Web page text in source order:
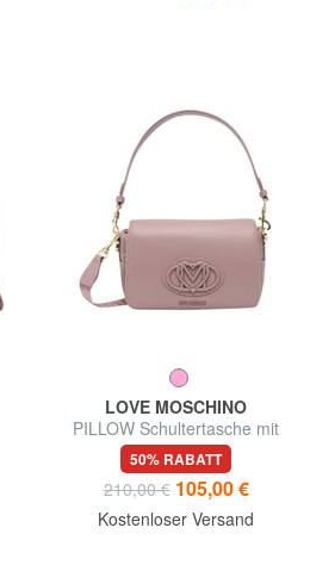
LOVE MOSCHINO
PILLOW Schultertasche mit
Schultergurt
50% RABATT
210,00 € 105,00 €
Kostenloser Versand